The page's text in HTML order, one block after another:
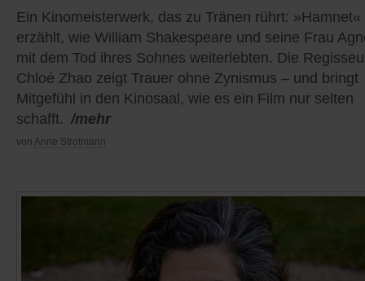
Ein Kinomeisterwerk, das zu Tränen rührt: »Hamnet«
erzählt, wie William Shakespeare und seine Frau
mit dem Tod ihres Sohnes weiterlebten. Die
Chloé Zhao zeigt Trauer ohne Zynismus – und bringt
Mitgefühl in den Kinosaal, wie es ein Film nur selten
schafft. /mehr
von Anne Strotmann